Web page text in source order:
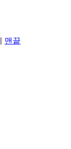
맨끝